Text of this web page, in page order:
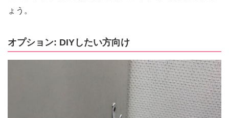
ょう。
オプション: DIYしたい方向け